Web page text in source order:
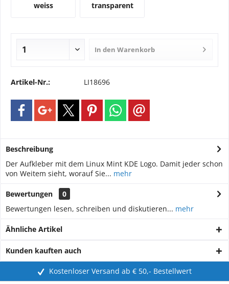
weiss transparent
In den Warenkorb
Artikel-Nr.: LI18696
Beschreibung
Der Aufkleber mit dem Linux Mint KDE Logo. Damit jeder schon
von Weitem sieht, worauf Sie... mehr
Bewertungen
0
Bewertungen lesen, schreiben und diskutieren... mehr
Ähnliche Artikel
Kunden kauften auch
Kostenloser Versand ab € 50,- Bestellwert